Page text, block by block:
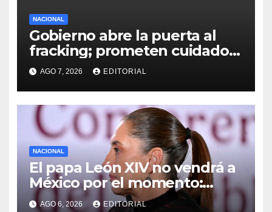
NACIONAL
Gobierno abre la puerta al
fracking; prometen cuidado
del agua y consultas
ciudadanas
AGO 7, 2026 EDITORIAL
NACIONAL
El papa León XIV no vendrá a
México por el momento:
Sheinbaum
AGO 6, 2026 EDITORIAL